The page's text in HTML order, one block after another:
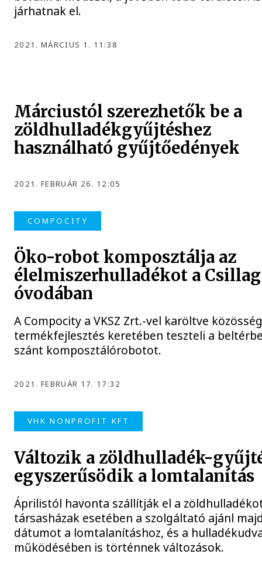
járhatnak el.
2021. MÁRCIUS 1. 11:38
Márciustól szerezhetők be a
zöldhulladékgyűjtéshez
használható gyűjtőedények
2021. FEBRUÁR 26. 12:05
COMPOCITY
Öko-robot komposztálja az
élelmiszerhulladékot a
óvodában
A Compocity a VKSZ Zrt.-vel karöltve
termékfejlesztés keretében teszteli a
szánt komposztálórobotot.
2021. FEBRUÁR 17. 17:32
VHK NONPROFIT KFT
Változik a zöldhulladék-
egyszerűsödik a lomtalanítás
Áprilistól havonta szállítják el a
társasházak esetében a szolgáltató ajánl
dátumot a lomtalanításhoz, és a
működésében is történnek változások.